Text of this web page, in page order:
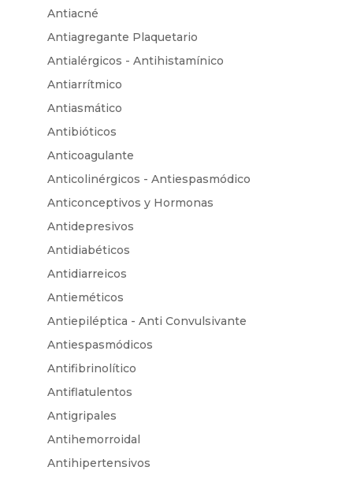
Antiacné
Antiagregante Plaquetario
Antialérgicos - Antihistamínico
Antiarrítmico
Antiasmático
Antibióticos
Anticoagulante
Anticolinérgicos - Antiespasmódico
Anticonceptivos y Hormonas
Antidepresivos
Antidiabéticos
Antidiarreicos
Antieméticos
Antiepiléptica - Anti Convulsivante
Antiespasmódicos
Antifibrinolítico
Antiflatulentos
Antigripales
Antihemorroidal
Antihipertensivos